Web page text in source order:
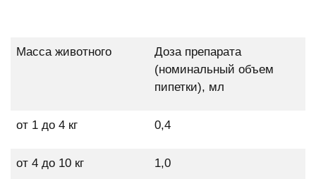
Масса животного
Доза препарата
(номинальный объем
пипетки), мл
от 1 до 4 кг 0,4
от 4 до 10 кг 1,0